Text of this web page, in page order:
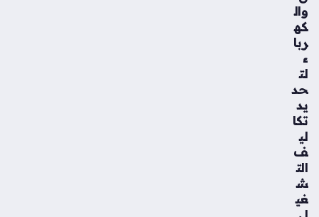
وال
كه
ربا
ء
لت
حد
يد
تكا
لي
ف
الت
ش
غي